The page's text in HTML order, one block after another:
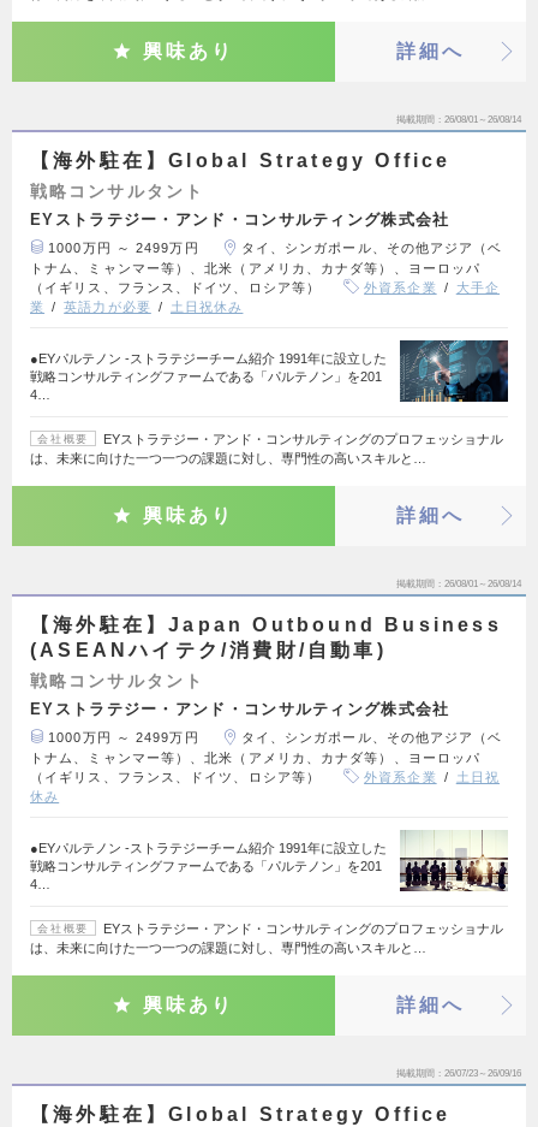
興味あり 詳細へ
掲載期間 26/08/01～26/08/14
【海外駐在】Global Strategy Office
戦略コンサルタント
EYストラテジー・アンド・コンサルティング株式会社
1000万円 ～ 2499万円
タイ、シンガポール、その他アジア（ベ
トナム、ミャンマー等）、北米（アメリカ、カナダ等）、ヨーロッパ
（イギリス、フランス、ドイツ、ロシア等）
外資系企業
大手企
業
英語力が必要 土日祝休み
●EYパルテノン ‐ストラテジーチーム紹介 1991年に設立した
戦略コンサルティングファームである「パルテノン」を201
4…
会社概要
EYストラテジー・アンド・コンサルティングのプロフェッショナル
は、未来に向けた一つ一つの課題に対し、専門性の高いスキルと…
興味あり 詳細へ
掲載期間 26/08/01～26/08/14
【海外駐在】Japan Outbound Business
(ASEANハイテク/消費財/自動車)
戦略コンサルタント
EYストラテジー・アンド・コンサルティング株式会社
1000万円 ～ 2499万円
タイ、シンガポール、その他アジア（ベ
トナム、ミャンマー等）、北米（アメリカ、カナダ等）、ヨーロッパ
（イギリス、フランス、ドイツ、ロシア等）
外資系企業
土日祝
休み
●EYパルテノン ‐ストラテジーチーム紹介 1991年に設立した
戦略コンサルティングファームである「パルテノン」を201
4…
会社概要
EYストラテジー・アンド・コンサルティングのプロフェッショナル
は、未来に向けた一つ一つの課題に対し、専門性の高いスキルと…
興味あり 詳細へ
掲載期間 26/07/23～26/09/16
【海外駐在】Global Strategy Office